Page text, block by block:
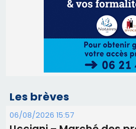
Corte – L’association A
projection sous les
Alata - Soirée Tango
Benedetto